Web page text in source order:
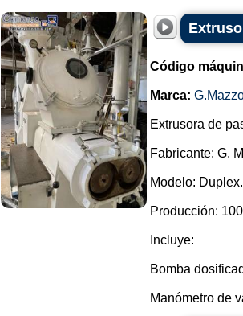
Código
Marca:
Extrusora de
Fabricante: G.
Modelo: Duplex.
Producción:
Incluye:
Bomba
Manómetro de